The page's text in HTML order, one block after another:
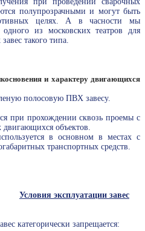
полупрозрачными и могут быть
целях. А в часности мы
из московских театров для
такого типа.
и характеру двигающихся
полосовую ПВХ завесу.
при прохождении сквозь проемы с
объектов.
в основном в местах с
транспортных средств.
Условия эксплуатации завес
категорически запрещается: